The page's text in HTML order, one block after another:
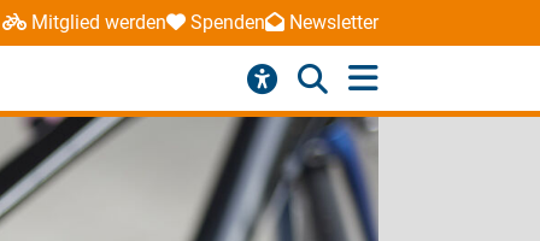
Mitglied werden Spenden Newsletter